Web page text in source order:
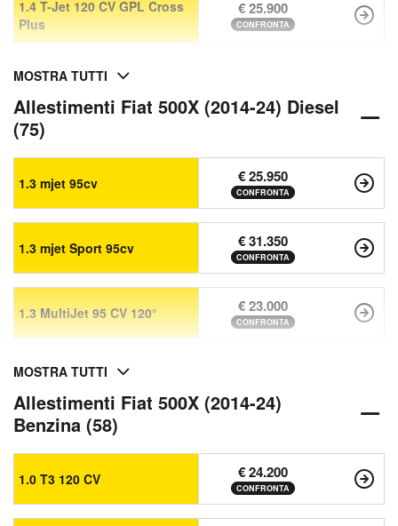
1.4 T-Jet 120 CV GPL Cross
Plus
€ 25.900
CONFRONTA
MOSTRA TUTTI
Allestimenti Fiat 500X (2014-24) Diesel
(75)
1.3 mjet 95cv € 25.950
CONFRONTA
1.3 mjet Sport 95cv € 31.350
CONFRONTA
1.3 MultiJet 95 CV 120° € 23.000
CONFRONTA
MOSTRA TUTTI
Allestimenti Fiat 500X (2014-24)
Benzina (58)
1.0 T3 120 CV € 24.200
CONFRONTA